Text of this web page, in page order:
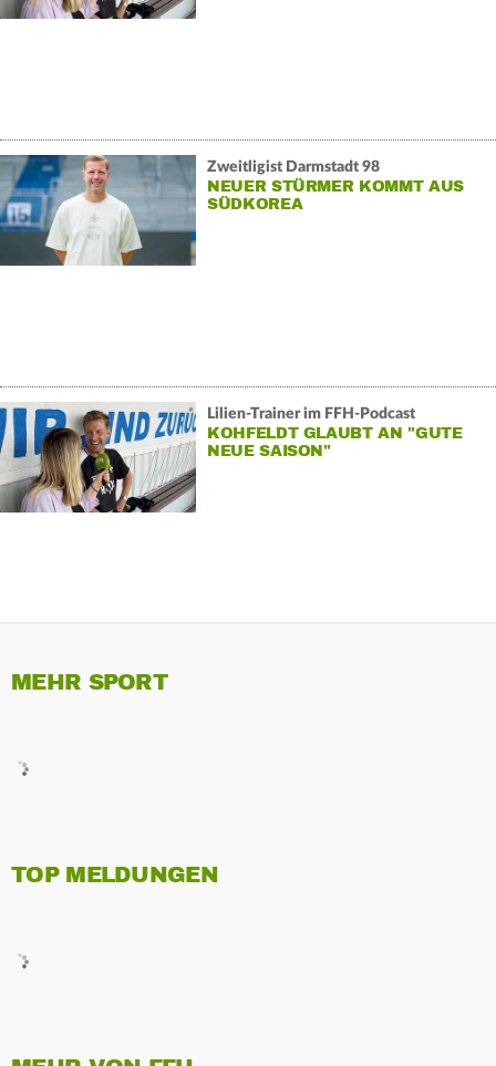
Zweitligist Darmstadt 98
NEUER STÜRMER KOMMT AUS
SÜDKOREA
Lilien-Trainer im FFH-Podcast
KOHFELDT GLAUBT AN "GUTE
NEUE SAISON"
MEHR SPORT
TOP MELDUNGEN